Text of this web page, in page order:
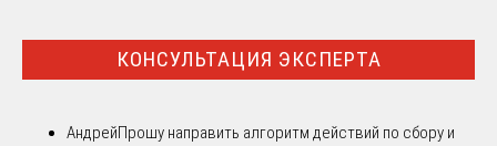
КОНСУЛЬТАЦИЯ ЭКСПЕРТА
АндрейПрошу направить алгоритм действий по сбору и